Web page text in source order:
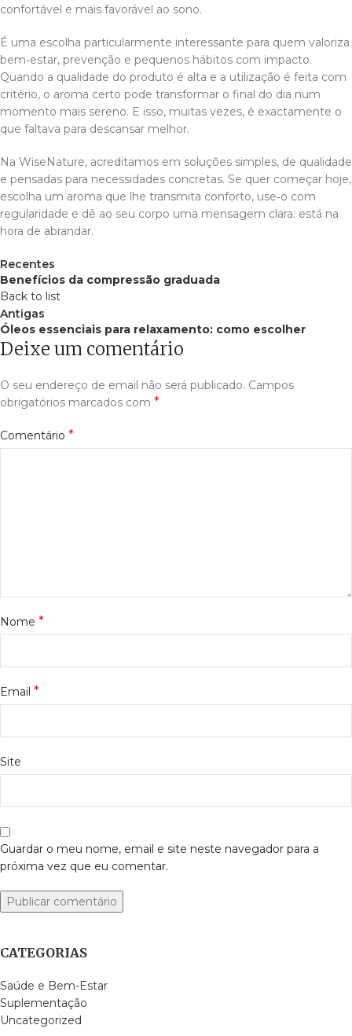
confortável e mais favorável ao sono.
É uma escolha particularmente interessante para quem valoriza
bem‑estar, prevenção e pequenos hábitos com impacto.
Quando a qualidade do produto é alta e a utilização é feita com
critério, o aroma certo pode transformar o final do dia num
momento mais sereno. E isso, muitas vezes, é exactamente o
que faltava para descansar melhor.
Na WiseNature, acreditamos em soluções simples, de qualidade
e pensadas para necessidades concretas. Se quer começar hoje,
escolha um aroma que lhe transmita conforto, use‑o com
regularidade e dê ao seu corpo uma mensagem clara: está na
hora de abrandar.
Recentes
Benefícios da compressão graduada
Back to list
Antigas
Óleos essenciais para relaxamento: como escolher
Deixe um comentário
O seu endereço de email não será publicado. Campos
obrigatórios marcados com *
Comentário *
Nome *
Email *
Site
Guardar o meu nome, email e site neste navegador para a
próxima vez que eu comentar.
CATEGORIAS
Saúde e Bem-Estar
Suplementação
Uncategorized